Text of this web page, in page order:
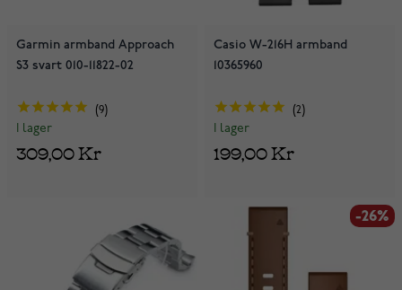
Garmin armband Approach
S3 svart 010-11822-02
9
I lager
309,00 Kr
Casio W-216H armband
10365960
2
I lager
199,00 Kr
-26%